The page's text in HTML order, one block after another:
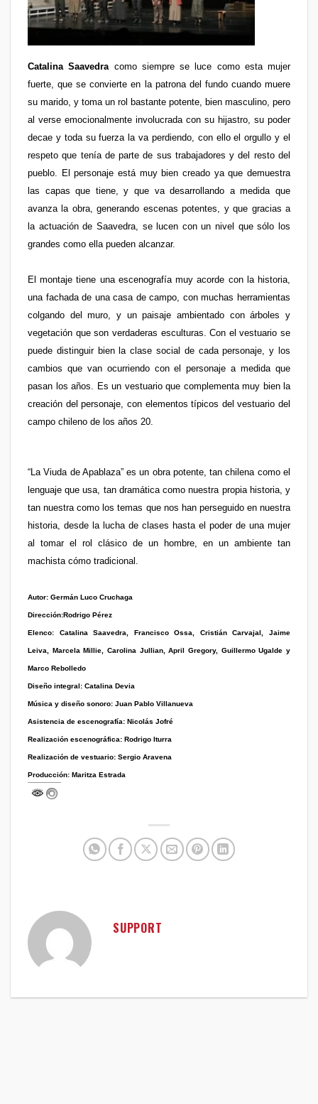
Catalina Saavedra como siempre se luce como esta mujer
fuerte, que se convierte en la patrona del fundo cuando muere
su marido, y toma un rol bastante potente, bien masculino, pero
al verse emocionalmente involucrada con su hijastro, su poder
decae y toda su fuerza la va perdiendo, con ello el orgullo y el
respeto que tenía de parte de sus trabajadores y del resto del
pueblo. El personaje está muy bien creado ya que demuestra
las capas que tiene, y que va desarrollando a medida que
avanza la obra, generando escenas potentes, y que gracias a
la actuación de Saavedra, se lucen con un nivel que sólo los
grandes como ella pueden alcanzar.
El montaje tiene una escenografía muy acorde con la historia,
una fachada de una casa de campo, con muchas herramientas
colgando del muro, y un paisaje ambientado con árboles y
vegetación que son verdaderas esculturas.Con el vestuario se
puede distinguir bien la clase social de cada personaje, y los
cambios que van ocurriendo con el personaje a medida que
pasan los años. Es un vestuario que complementa muy bien la
creación del personaje, con elementos típicos del vestuario del
campo chileno de los años 20.
“La Viuda de Apablaza” es un obra potente, tan chilena como el
lenguaje que usa, tan dramática como nuestra propia historia, y
tan nuestra como los temas que nos han perseguido en nuestra
historia, desde la lucha de clases hasta el poder de una mujer
al tomar el rol clásico de un hombre, en un ambiente tan
machista cómo tradicional.
Autor: Germán Luco Cruchaga
Dirección:Rodrigo Pérez
Elenco: Catalina Saavedra, Francisco Ossa, Cristián Carvajal, Jaime
Leiva, Marcela Millie, Carolina Jullian, April Gregory, Guillermo Ugalde y
Marco Rebolledo
Diseño integral: Catalina Devia
Música y diseño sonoro: Juan Pablo Villanueva
Asistencia de escenografía: Nicolás Jofré
Realización escenográfica: Rodrigo Iturra
Realización de vestuario: Sergio Aravena
Producción: Maritza Estrada
SUPPORT